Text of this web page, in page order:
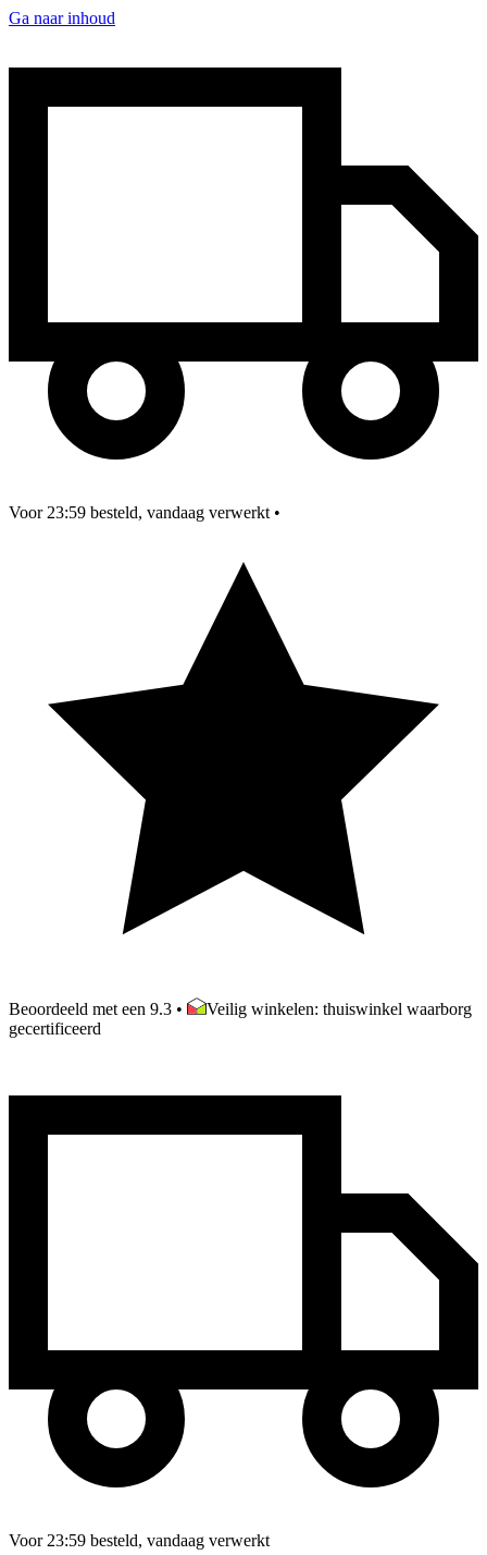
Ga naar inhoud
Voor 23:59 besteld, vandaag verwerkt •
Beoordeeld met een 9.3 •
Veilig winkelen: thuiswinkel waarborg
gecertificeerd
Voor 23:59 besteld, vandaag verwerkt